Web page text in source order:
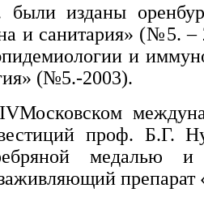
изданы
и санитария» (№5.
и
(№5.-2003).
проф. Б.Г.
медалью